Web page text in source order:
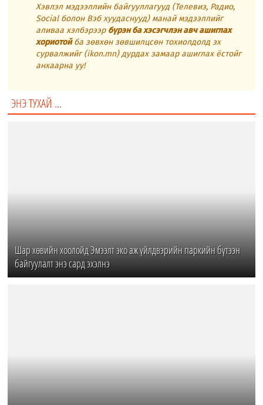
Хэвлэл мэдээллийн байгууллагууд (Телевиз, Радио,
Social болон Вэб хуудаснууд) манай мэдээллийг
аливаа хэлбэрээр бүрэн ба хэсэгчлэн авч ашиглах
хориотойба зөвхөн зөвшилцсөн тохиолдолд эх
сурвалжийг (ikon.mn) дурдах замаар ашиглах ёстойг
анхаарна уу!
ЭНЭ ТУХАЙ ...
Шар хөвийн хоолойд Эмээлт эко аж үйлдвэрийн паркийн бүтээн
байгуулалт энэ сард эхэлнэ